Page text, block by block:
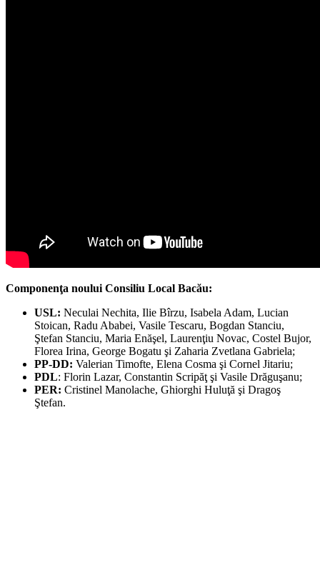
Componenţa noului Consiliu Local Bacău:
USL: Neculai Nechita, Ilie Bîrzu, Isabela Adam, Lucian
Stoican, Radu Ababei, Vasile Tescaru, Bogdan Stanciu,
Ştefan Stanciu, Maria Enăşel, Laurenţiu Novac, Costel Bujor,
Florea Irina, George Bogatu şi Zaharia Zvetlana Gabriela;
PP-DD: Valerian Timofte, Elena Cosma şi Cornel Jitariu;
PDL: Florin Lazar, Constantin Scripăţ şi Vasile Drăguşanu;
PER: Cristinel Manolache, Ghiorghi Huluţă şi Dragoş
Ştefan.